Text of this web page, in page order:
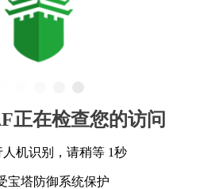
正在检查您的访问
人机识别，请稍等 1秒
宝塔防御系统保护